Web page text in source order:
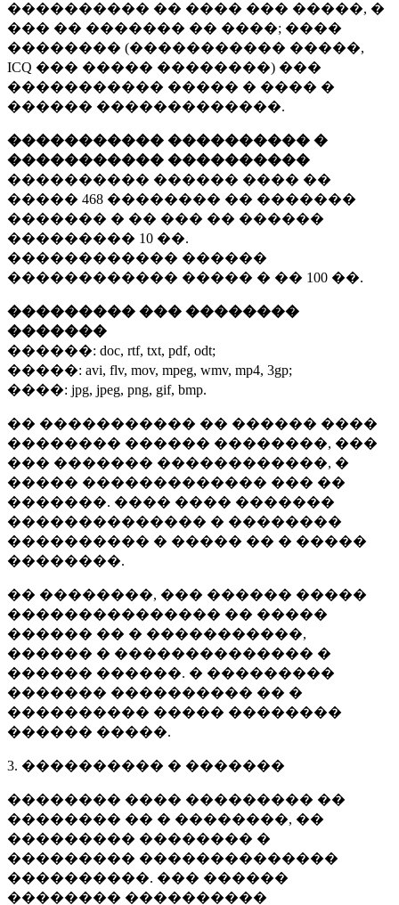
���������� �� ���� ��� �����, �
��� �� ������� �� ����; ����
�������� (����������� �����,
ICQ ��� ����� ��������) ���
����������� ����� � ���� �
������ �������������.
����������� ���������� �
����������� ����������
���������� ������ ���� ��
����� 468 �������� �� �������
������� � �� ��� �� ������
��������� 10 ��.
������������ ������
������������ ����� � �� 100 ��.
��������� ��� ��������
�������
������: doc, rtf, txt, pdf, odt;
�����: avi, flv, mov, mpeg, wmv, mp4, 3gp;
����: jpg, jpeg, png, gif, bmp.
�� ����������� �� ������ ����
�������� ������ ��������, ���
��� ������� ������������, �
����� ������������� ��� ��
�������. ���� ���� �������
�������������� � ��������
���������� � ����� �� � �����
��������.
�� ��������, ��� ������ �����
��������������� �� �����
������ �� � �����������,
������ � �������������� �
������ ������. � ���������
������� ���������� �� �
���������� ����� ��������
������ �����.
3. ���������� � �������
�������� ���� ��������� ��
�������� �� � ��������, ��
��������� �������� �
��������� ��������������
����������. ��� ������
�������� ����������